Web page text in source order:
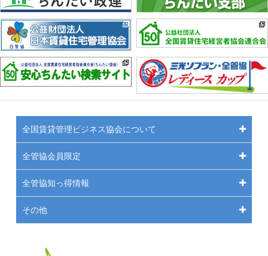
全国賃貸管理ビジネス協会について
全管協会員限定
全管協知っ得情報
その他